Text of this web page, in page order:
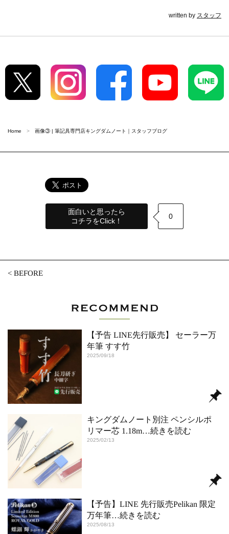
written by スタッフ
Home 画像③ | 筆記具専門店キングダムノート｜スタッフブログ
面白いと思ったら
コチラをClick！
0
<BEFORE
【予告 LINE先行販売】 セーラー万
年筆 すす竹
2025/09/18
キングダムノート別注 ペンシルポ
リマー芯 1.18m…続きを読む
2025/02/13
【予告】LINE 先行販売Pelikan 限定
万年筆…続きを読む
2025/08/13